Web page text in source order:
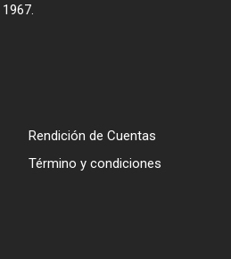
Rendición de Cuentas
Término y condiciones